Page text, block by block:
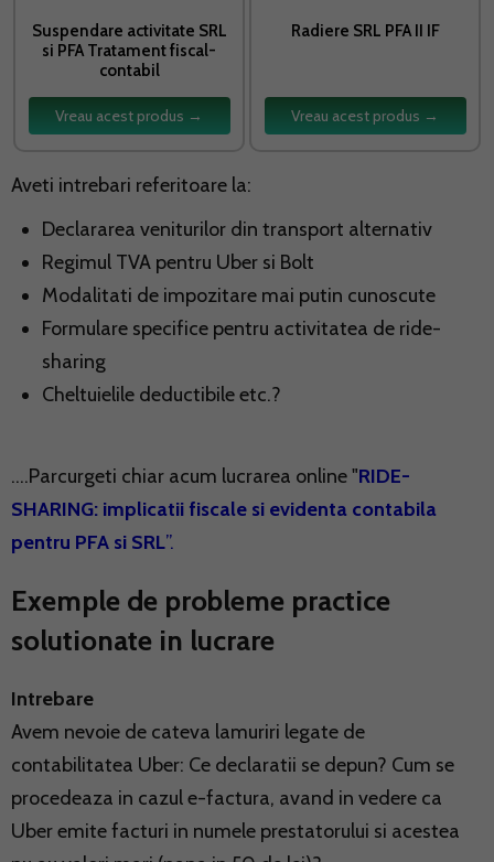
Suspendare activitate SRL
si PFA Tratament fiscal-
contabil
Vreau acest produs →
Radiere SRL PFA II IF
Vreau acest produs →
Aveti intrebari referitoare la:
Declararea veniturilor din transport alternativ
Regimul TVA pentru Uber si Bolt
Modalitati de impozitare mai putin cunoscute
Formulare specifice pentru activitatea de ride-
sharing
Cheltuielile deductibile etc.?
....Parcurgeti chiar acum lucrarea online "RIDE-
SHARING: implicatii fiscale si evidenta contabila
pentru PFA si SRL”.
Exemple de probleme practice
solutionate in lucrare
Intrebare
Avem nevoie de cateva lamuriri legate de
contabilitatea Uber: Ce declaratii se depun? Cum se
procedeaza in cazul e-factura, avand in vedere ca
Uber emite facturi in numele prestatorului si acestea